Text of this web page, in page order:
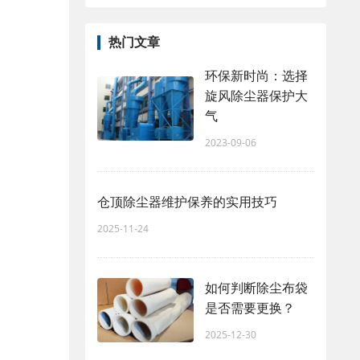
热门文章
环保新时尚：选择
旋风除尘器保护大
气
2023-09-06
仓顶除尘器维护保养的实用技巧
2025-11-24
如何判断除尘布袋
是否需要更换？
2025-12-30